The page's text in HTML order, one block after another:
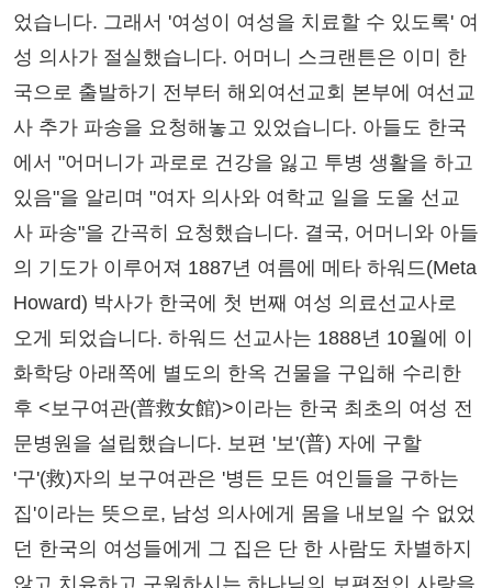
었습니다. 그래서 '여성이 여성을 치료할 수 있도록' 여
성 의사가 절실했습니다. 어머니 스크랜튼은 이미 한
국으로 출발하기 전부터 해외여선교회 본부에 여선교
사 추가 파송을 요청해놓고 있었습니다. 아들도 한국
에서 "어머니가 과로로 건강을 잃고 투병 생활을 하고
있음"을 알리며 "여자 의사와 여학교 일을 도울 선교
사 파송"을 간곡히 요청했습니다. 결국, 어머니와 아들
의 기도가 이루어져 1887년 여름에 메타 하워드(Meta
Howard) 박사가 한국에 첫 번째 여성 의료선교사로
오게 되었습니다. 하워드 선교사는 1888년 10월에 이
화학당 아래쪽에 별도의 한옥 건물을 구입해 수리한
후 <보구여관(普救女館)>이라는 한국 최초의 여성 전
문병원을 설립했습니다. 보편 '보'(普) 자에 구할
'구'(救)자의 보구여관은 '병든 모든 여인들을 구하는
집'이라는 뜻으로, 남성 의사에게 몸을 내보일 수 없었
던 한국의 여성들에게 그 집은 단 한 사람도 차별하지